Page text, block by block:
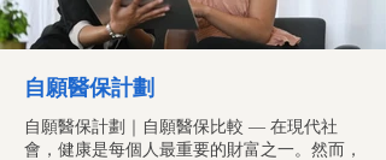
自願醫保計劃
自願醫保計劃｜自願醫保比較 — 在現代社
會，健康是每個人最重要的財富之一。然而，